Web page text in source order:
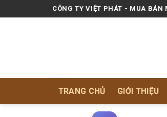
to
CÔNG TY VIỆT PHÁT - MUA
TRANG CHỦ GIỚI THIỆU